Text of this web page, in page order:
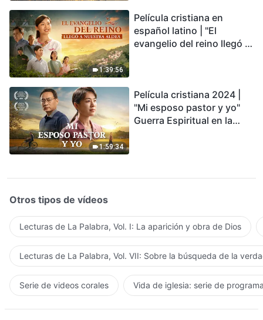
conmovedor
1:39:56
Película cristiana en
español latino | "El
evangelio del reino llegó a
1:59:34
Película cristiana 2024 |
"Mi esposo pastor y yo"
Guerra Espiritual en la
Otros tipos de vídeos
Lecturas de La Palabra, Vol. I: La aparición y obra de Dios
Lecturas de La Palabra, Vol. VII: Sobre la búsqueda de la
Serie de videos corales Vida de iglesia: serie de